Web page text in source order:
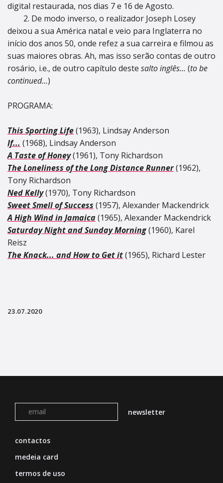
digital restaurada, nos dias 7 e 16 de Agosto.
2. De modo inverso, o realizador Joseph Losey
deixou a sua América natal e veio para Inglaterra no
início dos anos 50, onde refez a sua carreira e filmou as
suas maiores obras. Ah, mas isso serão contas de outro
rosário, i.e., de outro capítulo deste salto inglês… (to be
continued…)
PROGRAMA:
This Sporting Life(1963), Lindsay Anderson
If... (1968), Lindsay Anderson
A Taste of Honey(1961), Tony Richardson
The Loneliness of the Long Distance Runner(1962),
Tony Richardson
Ned Kelly(1970), Tony Richardson
Sweet Smell of Success (1957), Alexander Mackendrick
A High Wind in Jamaica(1965), Alexander Mackendrick
Saturday Night and Sunday Morning(1960), Karel
Reisz
The Knack... and How to Get it(1965), Richard Lester
23.07.2020
contactos
medeia card
termos de uso